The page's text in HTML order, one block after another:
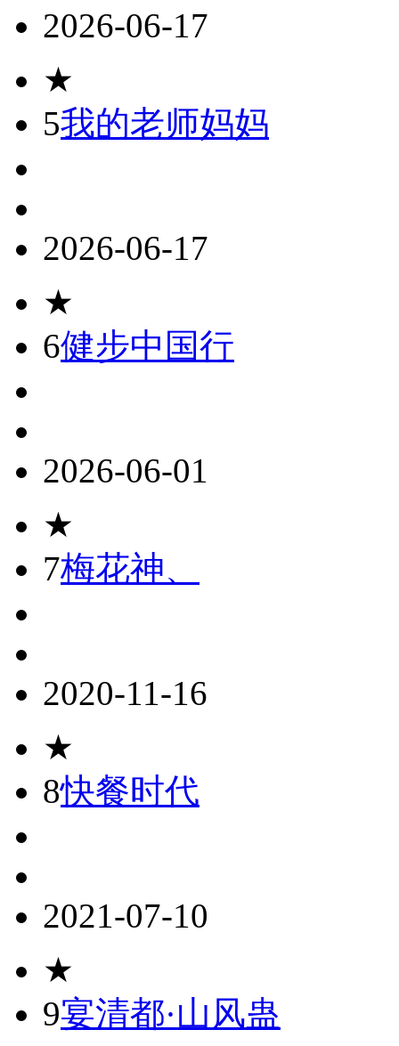
2026-06-17
★
5我的老师妈妈
2026-06-17
★
6健步中国行
2026-06-01
★
7梅花神、
2020-11-16
★
8快餐时代
2021-07-10
★
9宴清都·山风蛊